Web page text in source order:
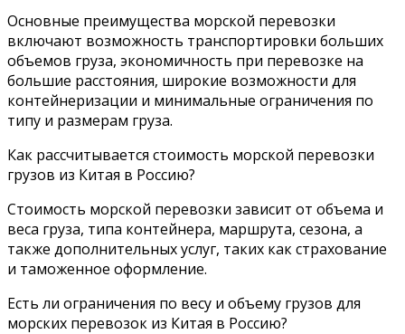
Основные преимущества морской перевозки
включают возможность транспортировки больших
объемов груза, экономичность при перевозке на
большие расстояния, широкие возможности для
контейнеризации и минимальные ограничения по
типу и размерам груза.
Как рассчитывается стоимость морской перевозки
грузов из Китая в Россию?
Стоимость морской перевозки зависит от объема и
веса груза, типа контейнера, маршрута, сезона, а
также дополнительных услуг, таких как страхование
и таможенное оформление.
Есть ли ограничения по весу и объему грузов для
морских перевозок из Китая в Россию?